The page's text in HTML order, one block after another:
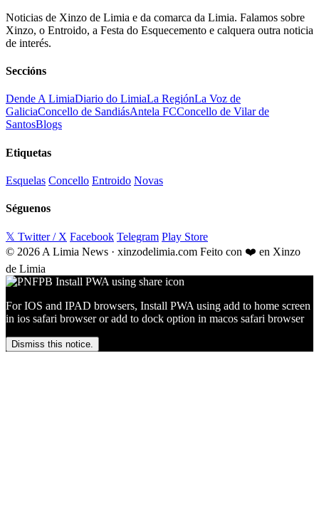
Noticias de Xinzo de Limia e da comarca da Limia. Falamos sobre
Xinzo, o Entroido, a Festa do Esquecemento e calquera outra noticia
de interés.
Seccións
Dende A LimiaDiario do LimiaLa RegiónLa Voz de
GaliciaConcello de SandiásAntela FCConcello de Vilar de
SantosBlogs
Etiquetas
Esquelas Concello Entroido Novas
Séguenos
𝕏 Twitter / X Facebook Telegram Play Store
© 2026 A Limia News · xinzodelimia.com Feito con ❤️ en Xinzo
de Limia
For IOS and IPAD browsers, Install PWA using add to home screen
in ios safari browser or add to dock option in macos safari browser
Dismiss this notice.